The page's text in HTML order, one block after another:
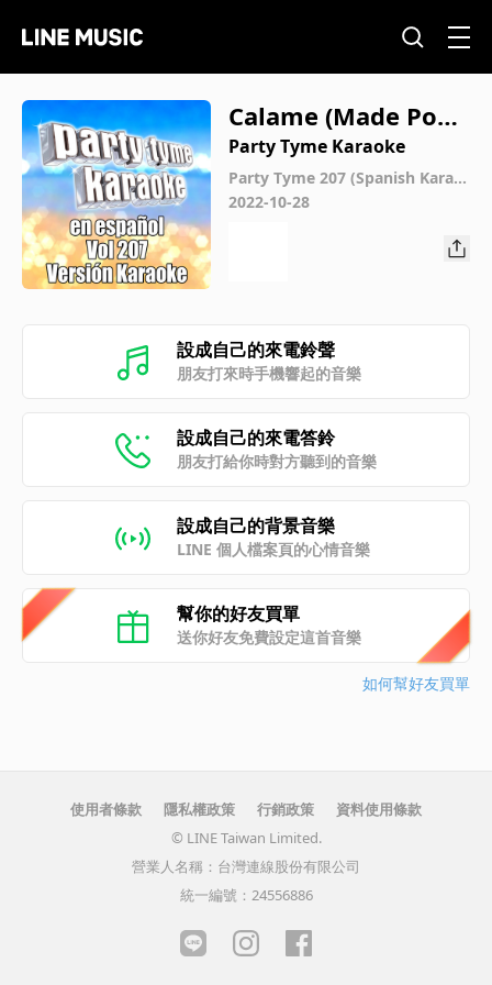
Calame (Made Popu
lar By Tierra Cali) [K
araoke Version]
Party Tyme Karaoke
Party Tyme 207 (Spanish Karao
ke Versions)
2022-10-28
設成自己的來電鈴聲
朋友打來時手機響起的音樂
設成自己的來電答鈴
朋友打給你時對方聽到的音樂
設成自己的背景音樂
LINE 個人檔案頁的心情音樂
幫你的好友買單
送你好友免費設定這首音樂
如何幫好友買單
使用者條款 隱私權政策 行銷政策
資料使用條款
© LINE Taiwan Limited.
營業人名稱：台灣連線股份有限公司
統一編號：24556886